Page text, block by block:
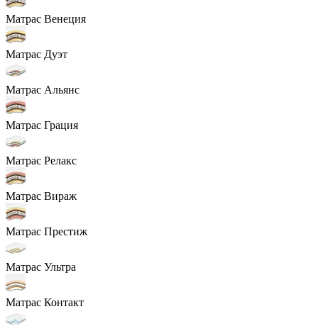
Матрас Венеция
Матрас Дуэт
Матрас Альянс
Матрас Грация
Матрас Релакс
Матрас Вираж
Матрас Престиж
Матрас Ультра
Матрас Контакт